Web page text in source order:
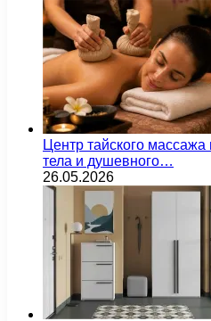
Центр тайского
тела и душевного…
26.05.2026